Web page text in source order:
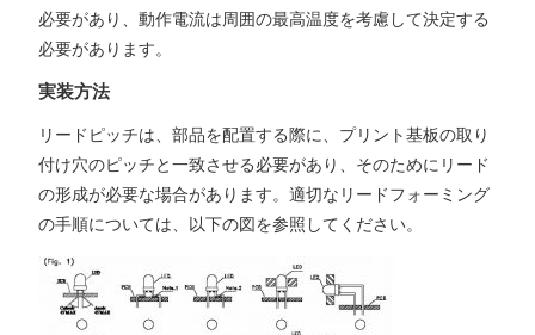
必要があり、動作電流は周囲の最高温度を考慮して決定する
必要があります。
実装方法
リードピッチは、部品を配置する際に、プリント基板の取り
付け穴のピッチと一致させる必要があり、そのためにリード
の形成が必要な場合があります。適切なリードフォーミング
の手順については、以下の図を参照してください。